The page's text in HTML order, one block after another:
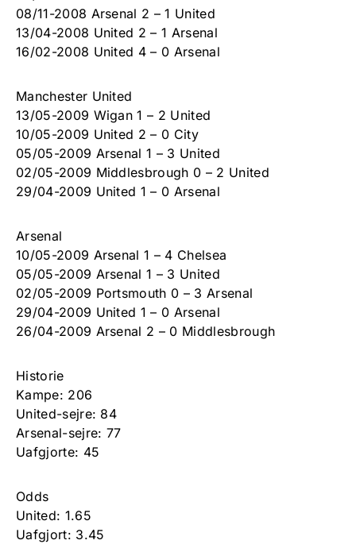
08/11-2008 Arsenal 2 – 1 United
13/04-2008 United 2 – 1 Arsenal
16/02-2008 United 4 – 0 Arsenal
Manchester United
13/05-2009 Wigan 1 – 2 United
10/05-2009 United 2 – 0 City
05/05-2009 Arsenal 1 – 3 United
02/05-2009 Middlesbrough 0 – 2 United
29/04-2009 United 1 – 0 Arsenal
Arsenal
10/05-2009 Arsenal 1 – 4 Chelsea
05/05-2009 Arsenal 1 – 3 United
02/05-2009 Portsmouth 0 – 3 Arsenal
29/04-2009 United 1 – 0 Arsenal
26/04-2009 Arsenal 2 – 0 Middlesbrough
Historie
Kampe: 206
United-sejre: 84
Arsenal-sejre: 77
Uafgjorte: 45
Odds
United: 1.65
Uafgjort: 3.45